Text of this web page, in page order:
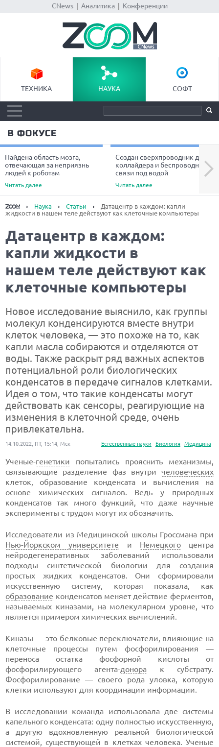
CNews| Аналитика| Конференции
ТЕХНИКА НАУКА СОФТ
В ФОКУСЕ
Найдена область мозга,
отвечающая за неприязнь
людей к роботам
Читать далее
Создан сверхпроводник для
коллайдера и беспроводной
связи под водой
Читать далее
Next
Наука Статьи
Датацентр в каждом: капли
жидкости в нашем теле действуют как клеточные компьютеры
Датацентр в каждом:
капли жидкости в
нашем теле действуют как
клеточные компьютеры
Новое исследование выяснило, как группы
молекул конденсируются вместе внутри
клеток человека, — это похоже на то, как
капли масла собираются и отделяются от
воды. Также раскрыт ряд важных аспектов
потенциальной роли биологических
конденсатов в передаче сигналов клетками.
Идея о том, что такие конденсаты могут
действовать как сенсоры, реагирующие на
изменения в клеточной среде, очень
привлекательна.
Естественные науки Биология Медицина
14.10.2022, ПТ, 15:14, Мск
Ученые-генетики попытались прояснить механизмы,
связывающие разделение фаз внутри человеческих
клеток, образование конденсата и вычисления на
основе химических сигналов. Ведь у природных
конденсатов так много функций, что даже научные
эксперименты с трудом могут их обозначить.
Исследователи из Медицинской школы Гроссмана при
Нью-Йоркском университете и Немецкогоцентра
нейродегенеративных заболеваний использовали
подходы синтетической биологии для создания
простых жидких конденсатов. Они сформировали
искусственную систему, которая показала, как
образование конденсатов меняет действие ферментов,
называемых киназами, на молекулярном уровне, что
является примером химических вычислений.
Киназы — это белковые переключатели, влияющие на
клеточные процессы путем фосфорилирования —
переноса остатка фосфорной кислоты от
фосфорилирующего агента-донора к субстрату.
Фосфорилирование — своего рода уловка, которую
клетки используют для координации информации.
В исследовании команда использовала две системы
капельного конденсата: одну полностью искусственную,
а другую вдохновленную реальной биологической
системой, существующей в клетках человека. Ученые